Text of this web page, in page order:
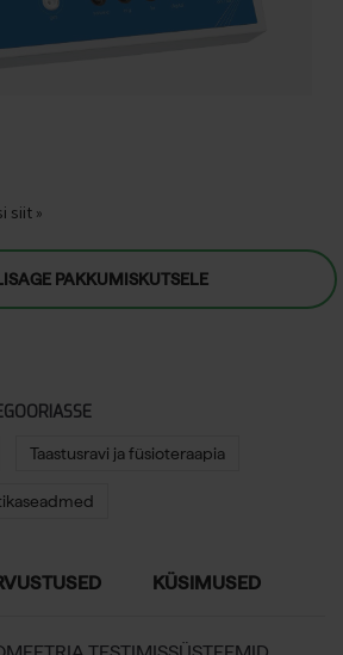
siit »
PAKKUMISKUTSELE
Taastusravi ja füsioteraapia
KÜSIMUSED